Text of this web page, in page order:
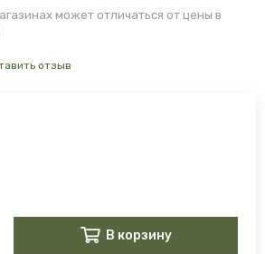
может отличаться от цены в
отзыв
В корзину